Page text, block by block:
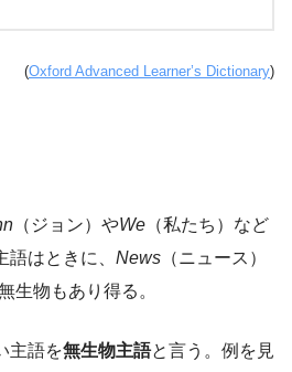
(Oxford Advanced Learner’s Dictionary)
（ジョン）やWe （私たち）など
はときに、 News （ニュース）
生物もあり得る。
主語を無生物主語と言う。例を見